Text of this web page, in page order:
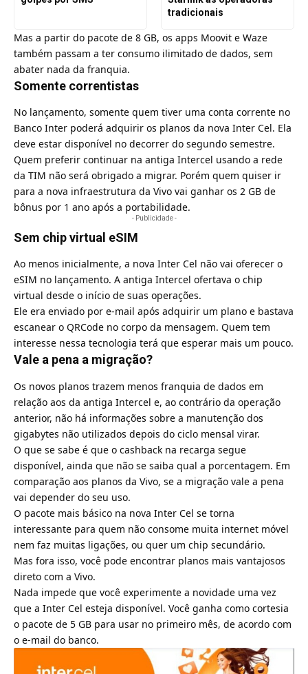
tradicionais
Mas a partir do pacote de 8 GB, os apps Moovit e Waze
também passam a ter consumo ilimitado de dados, sem
abater nada da franquia.
Somente correntistas
No lançamento, somente quem tiver uma conta corrente no
Banco Inter poderá adquirir os planos da nova Inter Cel. Ela
deve estar disponível no decorrer do segundo semestre.
Quem preferir continuar na antiga Intercel usando a rede
da TIM não será obrigado a migrar. Porém quem quiser ir
para a nova infraestrutura da Vivo vai ganhar os 2 GB de
bônus por 1 ano após a portabilidade.
- Publicidade -
Sem chip virtual eSIM
Ao menos inicialmente, a nova Inter Cel não vai oferecer o
eSIM no lançamento. A antiga Intercel ofertava o chip
virtual desde o início de suas operações.
Ele era enviado por e-mail após adquirir um plano e bastava
escanear o QRCode no corpo da mensagem. Quem tem
interesse nessa tecnologia terá que esperar mais um pouco.
Vale a pena a migração?
Os novos planos trazem menos franquia de dados em
relação aos da antiga Intercel e, ao contrário da operação
anterior, não há informações sobre a manutenção dos
gigabytes não utilizados depois do ciclo mensal virar.
O que se sabe é que o cashback na recarga segue
disponível, ainda que não se saiba qual a porcentagem. Em
comparação aos planos da Vivo, se a migração vale a pena
vai depender do seu uso.
O pacote mais básico na nova Inter Cel se torna
interessante para quem não consome muita internet móvel
nem faz muitas ligações, ou quer um chip secundário.
Mas fora isso, você pode encontrar planos mais vantajosos
direto com a Vivo.
Nada impede que você experimente a novidade uma vez
que a Inter Cel esteja disponível. Você ganha como cortesia
o pacote de 5 GB para usar no primeiro mês, de acordo com
o e-mail do banco.